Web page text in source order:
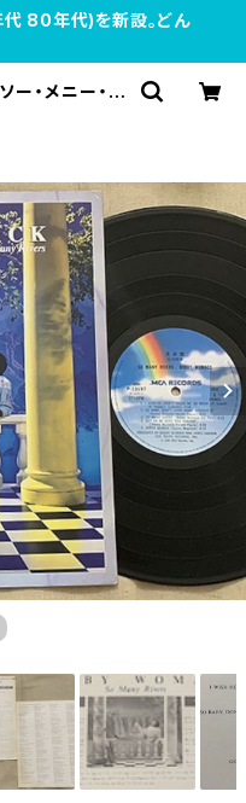
80年代)を新設。どん
ー・メニー・リ